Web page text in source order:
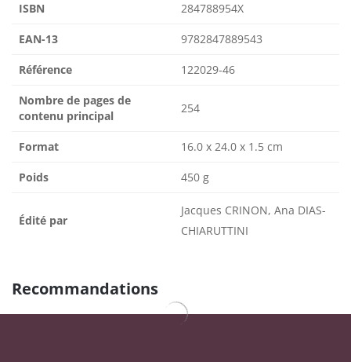
ISBN 284788954X
EAN-13 9782847889543
Référence 122029-46
Nombre de pages de
contenu principal
254
Format 16.0 x 24.0 x 1.5 cm
Poids 450 g
Édité par
Jacques CRINON, Ana DIAS-
CHIARUTTINI
Recommandations